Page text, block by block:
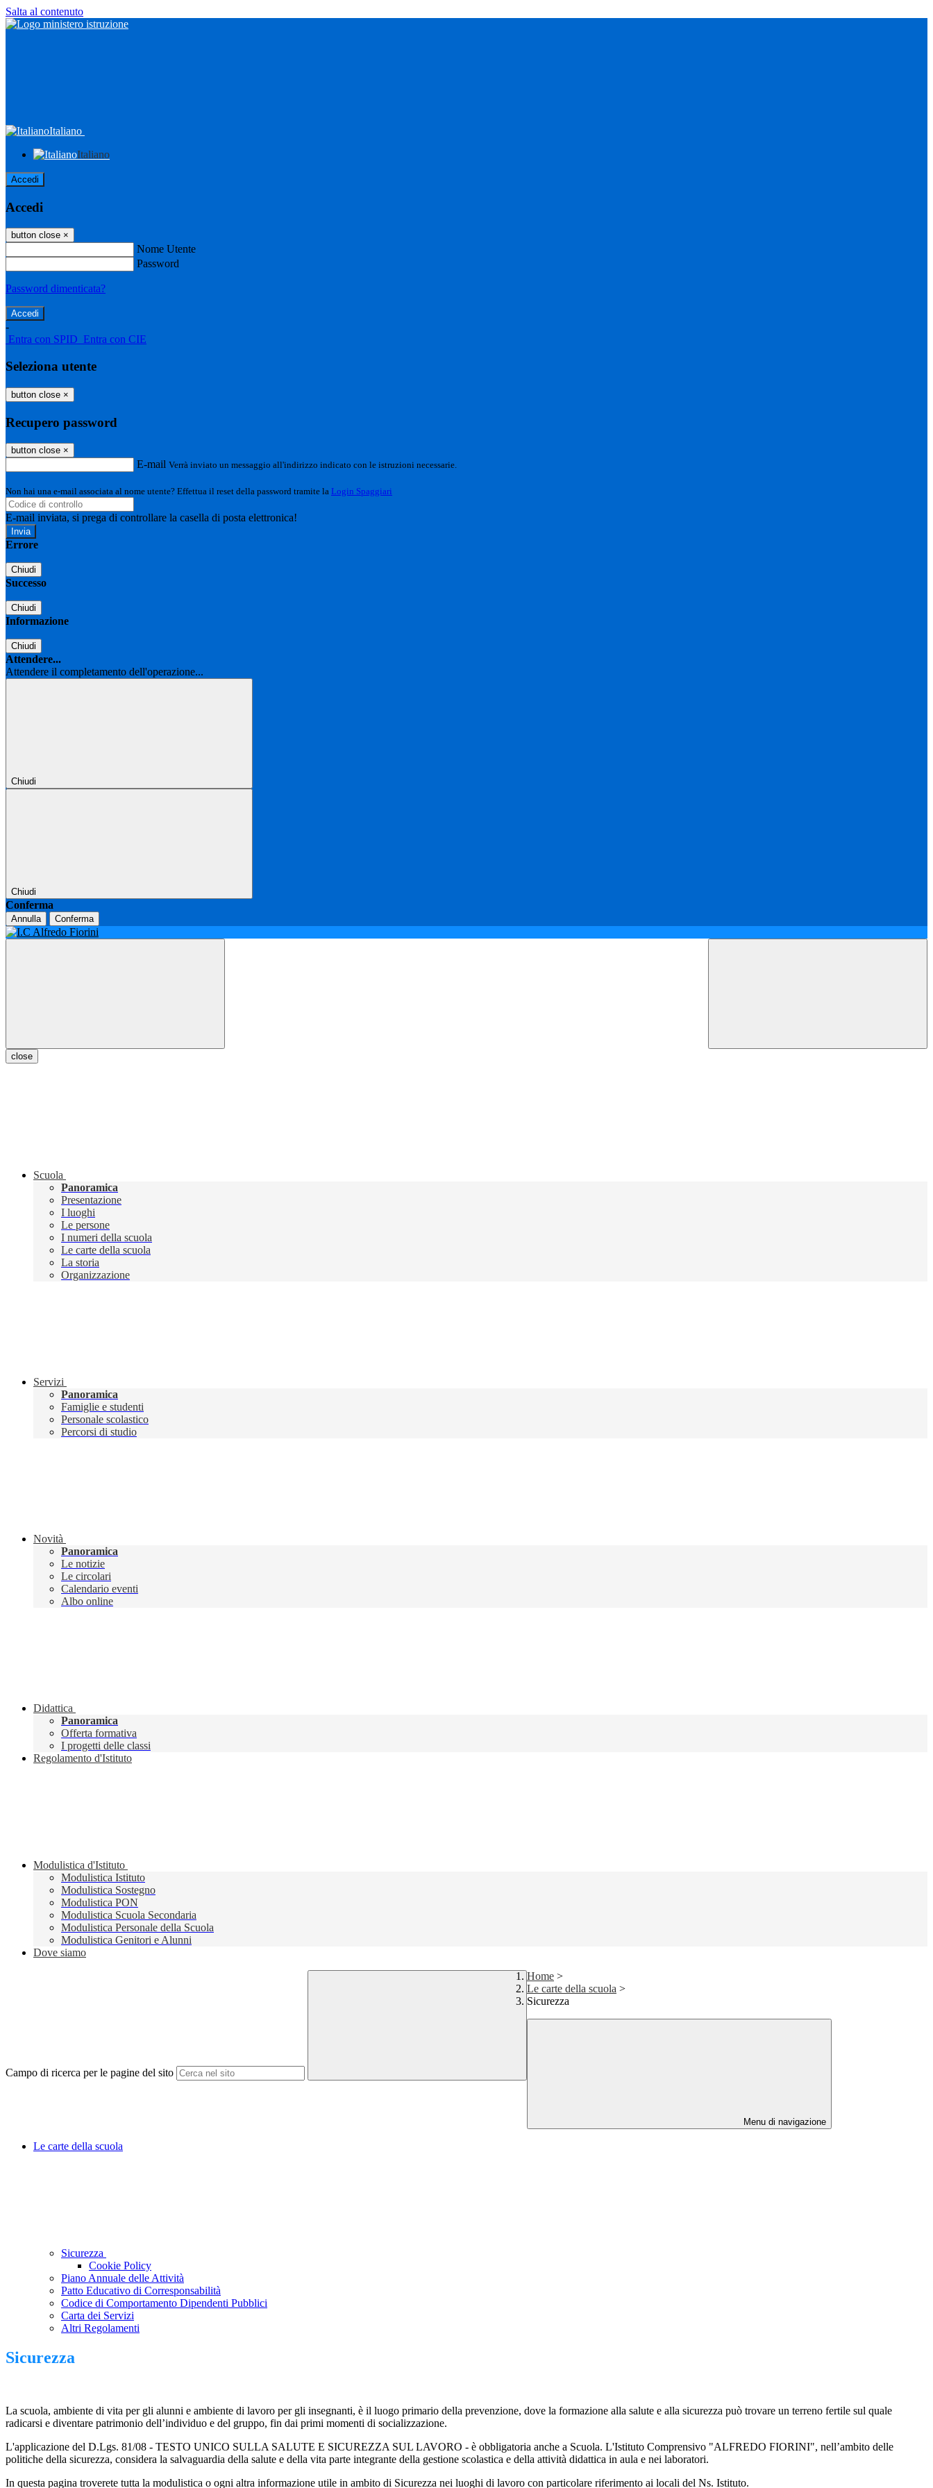
Salta al contenuto
Italiano
Italiano
Accedi
Accedi
button close ×
Nome Utente
Password
Password dimenticata?
-
Entra con SPID Entra con CIE
Seleziona utente
button close ×
Recupero password
button close ×
E-mail Verrà inviato un messaggio all'indirizzo indicato con le istruzioni necessarie.
Non hai una e-mail associata al nome utente? Effettua il reset della password tramite la Login Spaggiari
E-mail inviata, si prega di controllare la casella di posta elettronica!
Errore
Chiudi
Successo
Chiudi
Informazione
Chiudi
Attendere...
Attendere il completamento dell'operazione...
Chiudi
Chiudi
Conferma
Annulla Conferma
close
Scuola
Panoramica
Presentazione
I luoghi
Le persone
I numeri della scuola
Le carte della scuola
La storia
Organizzazione
Servizi
Panoramica
Famiglie e studenti
Personale scolastico
Percorsi di studio
Novità
Panoramica
Le notizie
Le circolari
Calendario eventi
Albo online
Didattica
Panoramica
Offerta formativa
I progetti delle classi
Regolamento d'Istituto
Modulistica d'Istituto
Modulistica Istituto
Modulistica Sostegno
Modulistica PON
Modulistica Scuola Secondaria
Modulistica Personale della Scuola
Modulistica Genitori e Alunni
Dove siamo
Campo di ricerca per le pagine del sito
Home >
Le carte della scuola >
Sicurezza
Menu di navigazione
Le carte della scuola
Sicurezza
Cookie Policy
Piano Annuale delle Attività
Patto Educativo di Corresponsabilità
Codice di Comportamento Dipendenti Pubblici
Carta dei Servizi
Altri Regolamenti
Sicurezza
La scuola, ambiente di vita per gli alunni e ambiente di lavoro per gli insegnanti, è il luogo primario della prevenzione, dove la formazione alla salute e alla sicurezza può trovare un terreno fertile sul quale
radicarsi e diventare patrimonio dell’individuo e del gruppo, fin dai primi momenti di socializzazione.
L'applicazione del D.Lgs. 81/08 - TESTO UNICO SULLA SALUTE E SICUREZZA SUL LAVORO - è obbligatoria anche a Scuola. L'Istituto Comprensivo "ALFREDO FIORINI", nell’ambito delle
politiche della sicurezza, considera la salvaguardia della salute e della vita parte integrante della gestione scolastica e della attività didattica in aula e nei laboratori.
In questa pagina troverete tutta la modulistica o ogni altra informazione utile in ambito di Sicurezza nei luoghi di lavoro con particolare riferimento ai locali del Ns. Istituto.